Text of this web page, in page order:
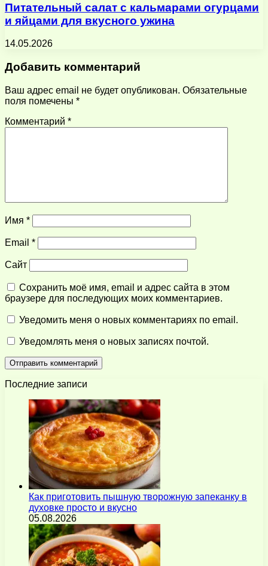
Питательный салат с кальмарами огурцами
и яйцами для вкусного ужина
14.05.2026
Добавить комментарий
Ваш адрес email не будет опубликован. Обязательные
поля помечены *
Комментарий *
Имя *
Email *
Сайт
Сохранить моё имя, email и адрес сайта в этом
браузере для последующих моих комментариев.
Уведомить меня о новых комментариях по email.
Уведомлять меня о новых записях почтой.
Последние записи
Как приготовить пышную творожную запеканку в
духовке просто и вкусно
05.08.2026